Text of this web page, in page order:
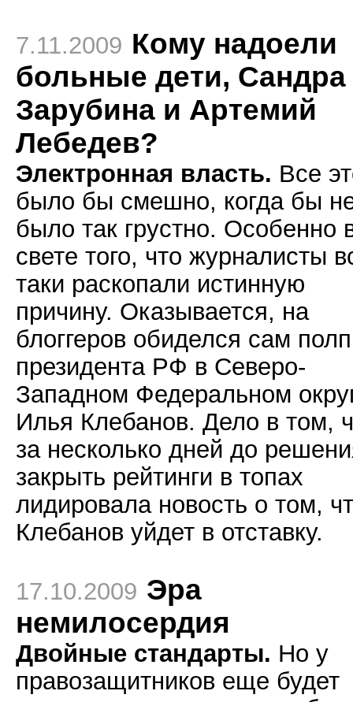
7.11.2009 Кому надоели
больные дети, Сандра
Зарубина и Артемий
Лебедев?
Электронная власть. Все
было бы смешно, когда бы
было так грустно. Особенно
свете того, что журналисты
таки раскопали истинную
причину. Оказывается, на
блоггеров обиделся сам
президента РФ в Северо-
Западном Федеральном
Илья Клебанов. Дело в том,
за несколько дней до
закрыть рейтинги в топах
лидировала новость о том,
Клебанов уйдет в отставку.
17.10.2009 Эра
немилосердия
Двойные стандарты. Но у
правозащитников еще будет